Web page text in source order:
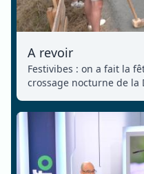
A revoir
Festivibes : on a fait la
crossage nocturne de la